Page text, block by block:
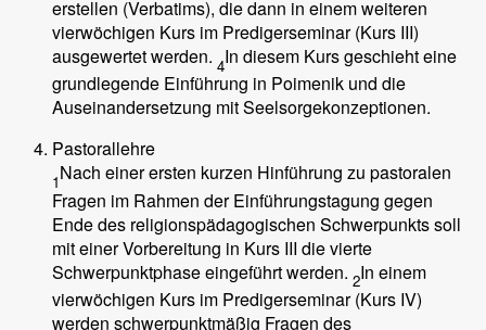
erstellen (Verbatims), die dann in einem weiteren
vierwöchigen Kurs im Predigerseminar (Kurs III)
ausgewertet werden. 4In diesem Kurs geschieht eine
grundlegende Einführung in Poimenik und die
Auseinandersetzung mit Seelsorgekonzeptionen.
Pastorallehre
1Nach einer ersten kurzen Hinführung zu pastoralen
Fragen im Rahmen der Einführungstagung gegen
Ende des religionspädagogischen Schwerpunkts soll
mit einer Vorbereitung in Kurs III die vierte
Schwerpunktphase eingeführt werden. 2In einem
vierwöchigen Kurs im Predigerseminar (Kurs IV)
werden schwerpunktmäßig Fragen des